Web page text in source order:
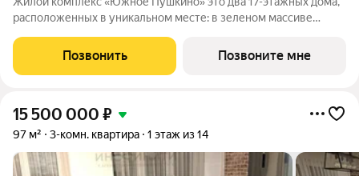
расположенных в уникальном месте: в зеленом массиве
Главная особенность сочетание уединённости и развитой
инфраструктуры. «Южное Пушкино»
Позвонить Позвоните мне
15 500 000 ₽
97 м² 3-комн. квартира 1 этаж из 14